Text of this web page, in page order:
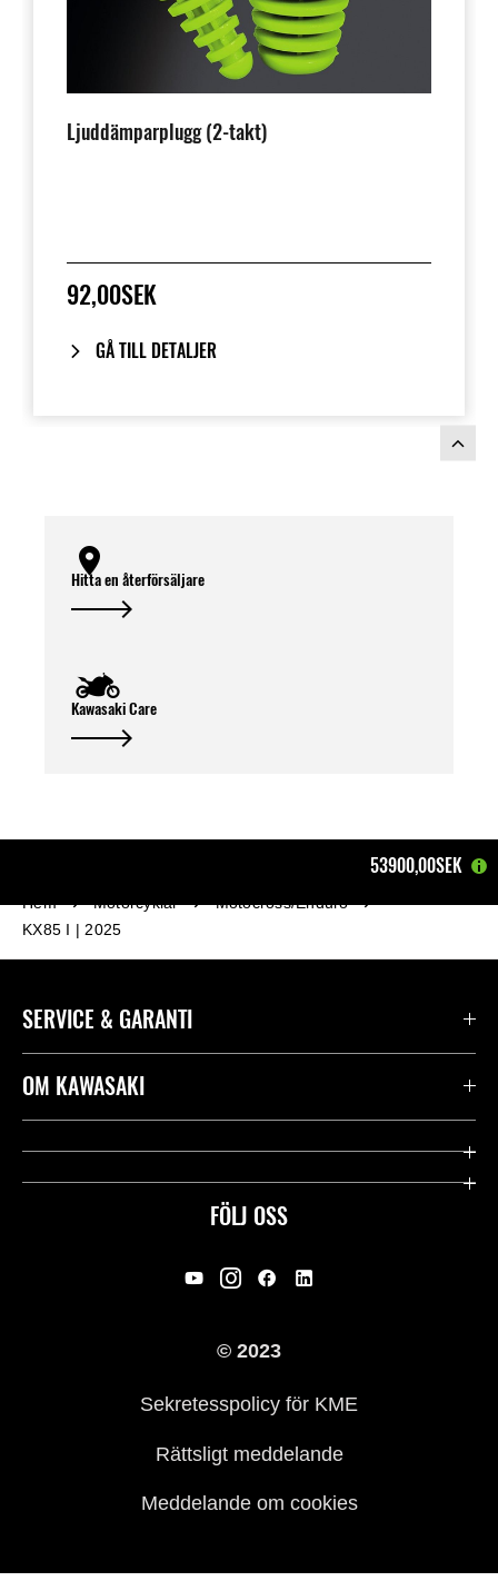
Ljuddämparplugg (2-takt)
92,00SEK
GÅ TILL DETALJER
Hitta en återförsäljare
Kawasaki Care
53900,00SEK
Hem Motorcyklar
Motocross/Enduro
KX85 I | 2025
FÖLJ OSS
SERVICE & GARANTI
Kontakta oss
Användbara länkar
Rättsligt & Sekretess
OM KAWASAKI
Företag
© 2023
Sekretesspolicy för KME
Rättsligt meddelande
Meddelande om cookies